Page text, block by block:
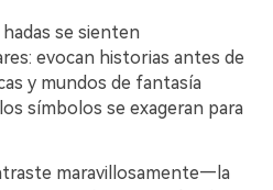
se sienten
evocan historias antes de
y mundos de fantasía
símbolos se exageran para
maravillosamente—la